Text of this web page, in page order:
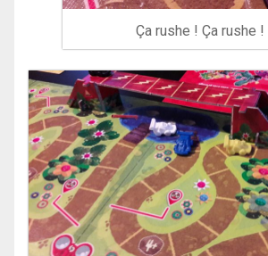
Ça rushe ! Ça rushe !